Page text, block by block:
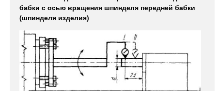
бабки с осью вращения шпинделя передней бабки
(шпинделя изделия)